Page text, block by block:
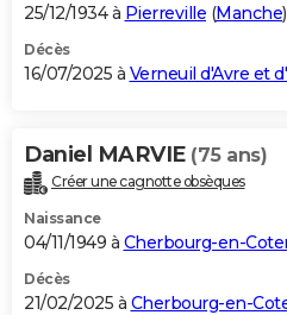
S'inscrire
Se connecter
Lycées
Collèges
Primaires
Universités
Entreprises
Service militaire
Avis de recherche
AVIS DE DÉCÈS
Bricolage
Lifestyle
Culture
Sport
Auto
Television
Voyage
Cinema
25/12/1934 à Pierreville (Manche)
Décès
16/07/2025 à Verneuil d'Avre et
Daniel MARVIE (75 ans)
Créer une cagnotte obsèques
Naissance
04/11/1949 à Cherbourg-en-
Décès
21/02/2025 à Cherbourg-en-